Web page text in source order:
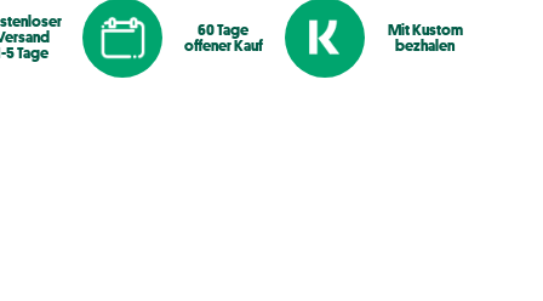
5 Tage
60 Tage
offener Kauf
Mit Kustom
bezhalen